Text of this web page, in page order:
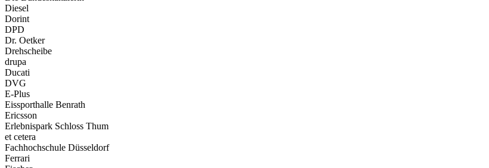
Diesel
Dorint
DPD
Dr. Oetker
Drehscheibe
drupa
Ducati
DVG
E-Plus
Eissporthalle Benrath
Ericsson
Erlebnispark Schloss Thum
et cetera
Fachhochschule Düsseldorf
Ferrari